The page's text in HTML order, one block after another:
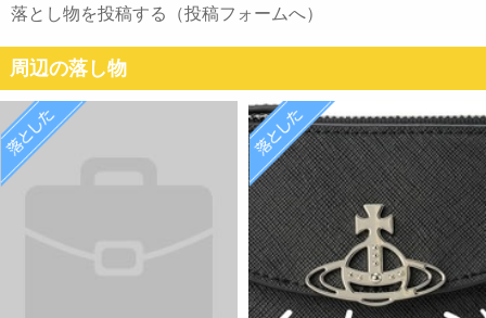
落とし物を投稿する（投稿フォームへ）
周辺の落し物